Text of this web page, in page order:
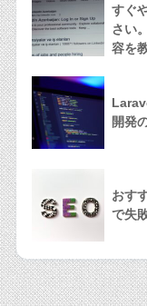
すぐ
さい
容を
開発
おす
で失